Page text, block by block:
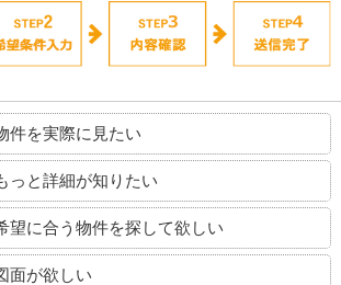
件を実際に見たい
っと詳細が知りたい
望に合う物件を探して欲しい
面が欲しい